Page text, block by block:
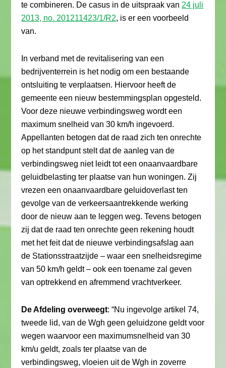
te combineren. De casus in de uitspraak van 24 juli
2013, no. 201211423/1/R2, is er een voorbeeld
van.
In verband met de revitalisering van een
bedrijventerrein is het nodig om een bestaande
ontsluiting te verplaatsen. Hiervoor heeft de
gemeente een nieuw bestemmingsplan opgesteld.
Voor deze nieuwe verbindingsweg wordt een
maximum snelheid van 30 km/h ingevoerd.
Appellanten betogen dat de raad zich ten onrechte
op het standpunt stelt dat de aanleg van de
verbindingsweg niet leidt tot een onaanvaardbare
geluidbelasting ter plaatse van hun woningen. Zij
vrezen een onaanvaardbare geluidoverlast ten
gevolge van de verkeersaantrekkende werking
door de nieuw aan te leggen weg. Tevens betogen
zij dat de raad ten onrechte geen rekening houdt
met het feit dat de nieuwe verbindingsafslag aan
de Stationsstraatzijde – waar een snelheidsregime
van 50 km/h geldt – ook een toename zal geven
van optrekkend en afremmend vrachtverkeer.
De Afdeling overweegt: “Nu ingevolge artikel 74,
tweede lid, van de Wgh geen geluidzone geldt voor
wegen waarvoor een maximumsnelheid van 30
km/u geldt, zoals ter plaatse van de
verbindingsweg, vloeien uit de Wgh in zoverre